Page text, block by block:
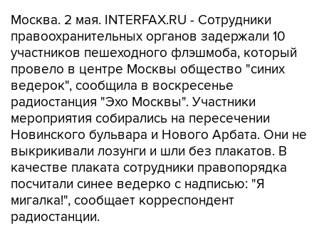
Москва. 2 мая. INTERFAX.RU - Сотрудники
правоохранительных органов задержали 10
участников пешеходного флэшмоба, который
провело в центре Москвы общество "синих
ведерок", сообщила в воскресенье
радиостанция "Эхо Москвы". Участники
мероприятия собирались на пересечении
Новинского бульвара и Нового Арбата. Они не
выкрикивали лозунги и шли без плакатов. В
качестве плаката сотрудники правопорядка
посчитали синее ведерко с надписью: "Я
мигалка!", сообщает корреспондент
радиостанции.